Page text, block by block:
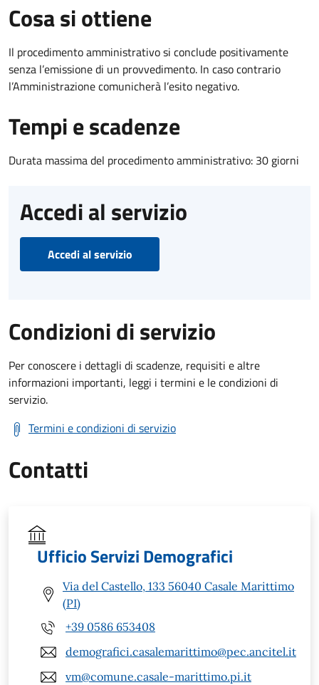
Cosa si ottiene
Il procedimento amministrativo si conclude positivamente
senza l’emissione di un provvedimento. In caso contrario
l’Amministrazione comunicherà l’esito negativo.
Tempi e scadenze
Durata massima del procedimento amministrativo: 30 giorni
Accedi al servizio
Accedi al servizio
Condizioni di servizio
Per conoscere i dettagli di scadenze, requisiti e altre
informazioni importanti, leggi i termini e le condizioni di
servizio.
Termini e condizioni di servizio
Contatti
Ufficio Servizi Demografici
Via del Castello, 133 56040 Casale Marittimo
(PI)
+39 0586 653408
demografici.casalemarittimo@pec.ancitel.it
vm@comune.casale-marittimo.pi.it